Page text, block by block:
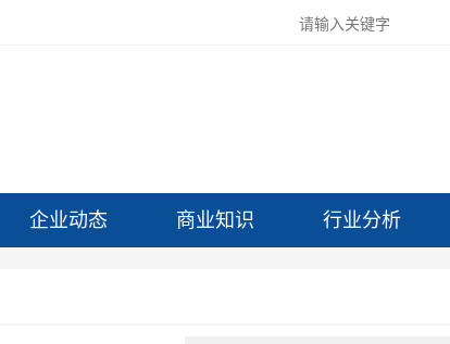
企业动态 商业知识 行业分析